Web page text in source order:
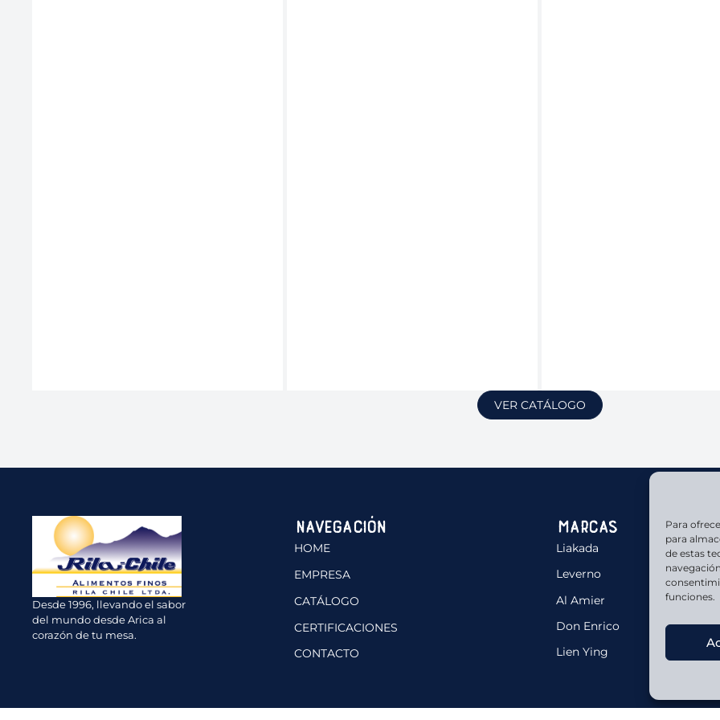
Para
para
de estas
funciones.
VER CATÁLOGO
Desde 1996, llevando el sabor
del mundo desde Arica al
corazón de tu mesa.
Navegación
HOME
EMPRESA
CATÁLOGO
CERTIFICACIONES
CONTACTO
Marcas
Liakada
Leverno
Al Amier
Don Enrico
Lien Ying